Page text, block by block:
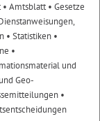
• Amtsblatt• Gesetze
• Statistiken •
•
und
Geo-
•